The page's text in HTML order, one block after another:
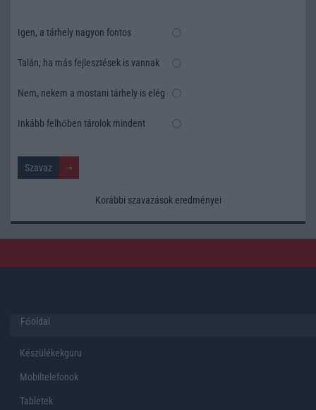
Igen, a tárhely nagyon fontos
Talán, ha más fejlesztések is vannak
Nem, nekem a mostani tárhely is elég
Inkább felhőben tárolok mindent
Korábbi szavazások eredményei
Főoldal
Készülékekguru
Mobiltelefonok
Tabletek